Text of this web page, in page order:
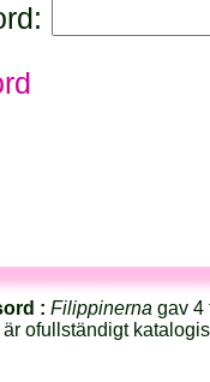
: Filippinerna gav 4
ofullständigt